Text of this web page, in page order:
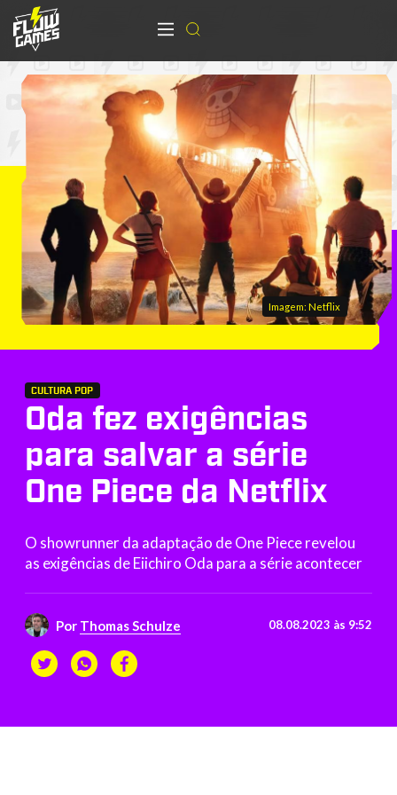
Imagem: Netflix
CULTURA POP
Oda fez exigências
para salvar a série
One Piece da Netflix
O showrunner da adaptação de One Piece revelou
as exigências de Eiichiro Oda para a série acontecer
Por Thomas Schulze 08.08.2023 às 9:52